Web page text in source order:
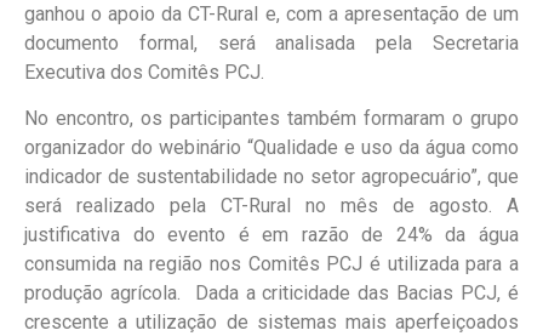
ganhou o apoio da CT-Rural e, com a apresentação de um
documento formal, será analisada pela Secretaria
Executiva dos Comitês PCJ.
No encontro, os participantes também formaram o grupo
organizador do webinário “Qualidade e uso da água como
indicador de sustentabilidade no setor agropecuário”, que
será realizado pela CT-Rural no mês de agosto. A
justificativa do evento é em razão de 24% da água
consumida na região nos Comitês PCJ é utilizada para a
produção agrícola. Dada a criticidade das Bacias PCJ, é
crescente a utilização de sistemas mais aperfeiçoados